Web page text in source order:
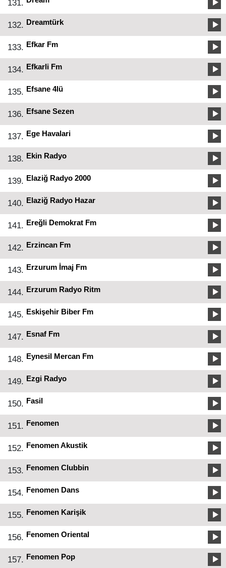
131.
132. Dreamtürk
133. Efkar Fm
134. Efkarli Fm
135. Efsane 4lü
136. Efsane Sezen
137. Ege Havalari
138. Ekin Radyo
139. Elaziğ Radyo 2000
140. Elaziğ Radyo Hazar
141. Ereğli Demokrat Fm
142. Erzincan Fm
143. Erzurum İmaj Fm
144. Erzurum Radyo Ritm
145. Eskişehir Biber Fm
147. Esnaf Fm
148. Eynesil Mercan Fm
149. Ezgi Radyo
150. Fasil
151. Fenomen
152. Fenomen Akustik
153. Fenomen Clubbin
154. Fenomen Dans
155. Fenomen Karişik
156. Fenomen Oriental
157. Fenomen Pop